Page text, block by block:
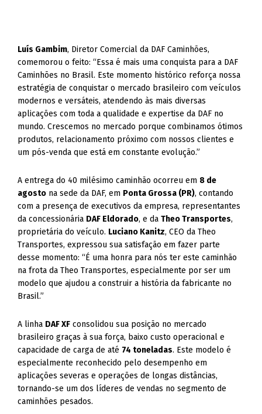
Luís Gambim, Diretor Comercial da DAF Caminhões,
comemorou o feito: “Essa é mais uma conquista para a DAF
Caminhões no Brasil. Este momento histórico reforça nossa
estratégia de conquistar o mercado brasileiro com veículos
modernos e versáteis, atendendo às mais diversas
aplicações com toda a qualidade e expertise da DAF no
mundo. Crescemos no mercado porque combinamos ótimos
produtos, relacionamento próximo com nossos clientes e
um pós-venda que está em constante evolução.”
A entrega do 40 milésimo caminhão ocorreu em 8 de
agosto na sede da DAF, em Ponta Grossa (PR), contando
com a presença de executivos da empresa, representantes
da concessionária DAF Eldorado, e daTheo Transportes,
proprietária do veículo. Luciano Kanitz, CEO da Theo
Transportes, expressou sua satisfação em fazer parte
desse momento: “É uma honra para nós ter este caminhão
na frota da Theo Transportes, especialmente por ser um
modelo que ajudou a construir a história da fabricante no
Brasil.”
A linha DAF XF consolidou sua posição no mercado
brasileiro graças à sua força, baixo custo operacional e
capacidade de carga de até 74 toneladas. Este modelo é
especialmente reconhecido pelo desempenho em
aplicações severas e operações de longas distâncias,
tornando-se um dos líderes de vendas no segmento de
caminhões pesados.